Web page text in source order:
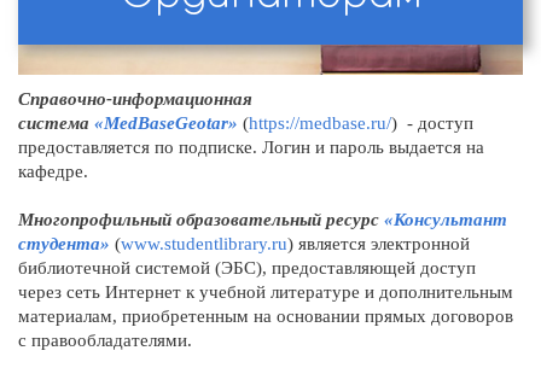
Справочно-информационная
система «MedBaseGeotar» (https://medbase.ru/) - доступ
предоставляется по подписке. Логин и пароль выдается на
кафедре.
Многопрофильный образовательный ресурс «Консультант
студента» (www.studentlibrary.ru) является электронной
библиотечной системой (ЭБС), предоставляющей доступ
через сеть Интернет к учебной литературе и дополнительным
материалам, приобретенным на основании прямых договоров
с правообладателями.